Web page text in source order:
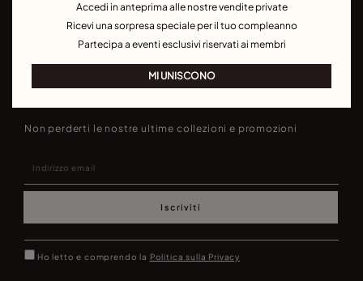
scriviti alla nostra newsletter
Non perderti le nostre ultime collezioni e promozioni
Iscriviti
Ho letto e comprendo la Politica sulla Privacy
Accedi in anteprima alle nostre vendite private
Ricevi una sorpresa speciale per il tuo compleanno
Partecipa a eventi esclusivi riservati ai membri
MI UNISCONO